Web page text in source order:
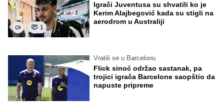
1
Igrači Juventusa su shvatili ko je
Kerim Alajbegović kada su stigli na
aerodrom u Australiji
Vratili se u Barcelonu
Flick sinoć održao sastanak, pa
trojici igrača Barcelone saopštio da
napuste pripreme